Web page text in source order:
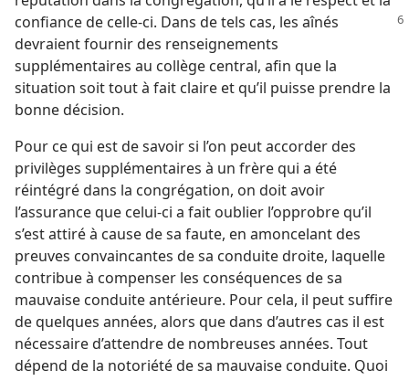
confiance de celle-ci. Dans de tels cas, les aînés
devraient fournir des renseignements
supplémentaires au collège central, afin que la
situation soit tout à fait claire et qu’il puisse prendre la
bonne décision.
Pour ce qui est de savoir si l’on peut accorder des
privilèges supplémentaires à un frère qui a été
réintégré dans la congrégation, on doit avoir
l’assurance que celui-ci a fait oublier l’opprobre qu’il
s’est attiré à cause de sa faute, en amoncelant des
preuves convaincantes de sa conduite droite, laquelle
contribue à compenser les conséquences de sa
mauvaise conduite antérieure. Pour cela, il peut suffire
de quelques années, alors que dans d’autres cas il est
nécessaire d’attendre de nombreuses années. Tout
dépend de la notoriété de sa mauvaise conduite. Quoi